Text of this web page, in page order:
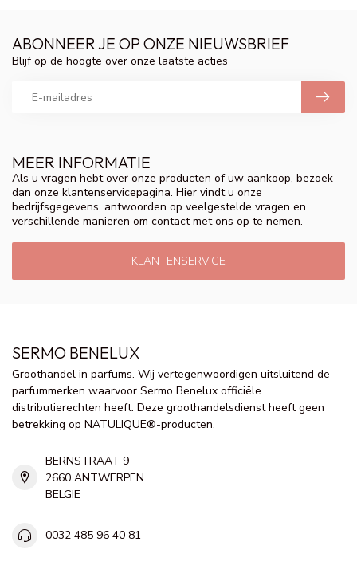
MEER INFORMATIE
Als u vragen hebt over onze producten of uw aankoop, bezoek
dan onze klantenservicepagina. Hier vindt u onze
bedrijfsgegevens, antwoorden op veelgestelde vragen en
verschillende manieren om contact met ons op te nemen.
KLANTENSERVICE
ABONNEER JE OP ONZE NIEUWSBRIEF
Blijf op de hoogte over onze laatste acties
SERMO BENELUX
Groothandel in parfums. Wij vertegenwoordigen uitsluitend de
parfummerken waarvoor Sermo Benelux officiële
distributierechten heeft. Deze groothandelsdienst heeft geen
betrekking op NATULIQUE®-producten.
BERNSTRAAT 9
2660 ANTWERPEN
BELGIE
0032 485 96 40 81